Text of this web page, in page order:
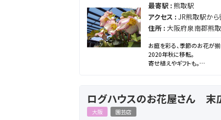
最寄駅 : 熊取駅
アクセス : JR熊取駅か
住所 : 大阪府泉南郡熊
お庭を彩る、季節のお花が揃
2020年秋に移転。
寄せ植えやギフトも。
ログハウスのお花屋さん 末
大阪 園芸店